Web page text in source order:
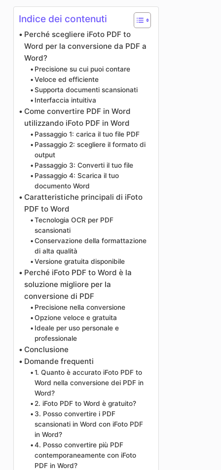
Indice dei contenuti
Perché scegliere iFoto PDF to
Word per la conversione da PDF a
Word?
Precisione su cui puoi contare
Veloce ed efficiente
Supporta documenti scansionati
Interfaccia intuitiva
Come convertire PDF in Word
utilizzando iFoto PDF in Word
Passaggio 1: carica il tuo file PDF
Passaggio 2: scegliere il formato di
output
Passaggio 3: Converti il tuo file
Passaggio 4: Scarica il tuo
documento Word
Caratteristiche principali di iFoto
PDF to Word
Tecnologia OCR per PDF
scansionati
Conservazione della formattazione
di alta qualità
Versione gratuita disponibile
Perché iFoto PDF to Word è la
soluzione migliore per la
conversione di PDF
Precisione nella conversione
Opzione veloce e gratuita
Ideale per uso personale e
professionale
Conclusione
Domande frequenti
1. Quanto è accurato iFoto PDF to
Word nella conversione dei PDF in
Word?
2. iFoto PDF to Word è gratuito?
3. Posso convertire i PDF
scansionati in Word con iFoto PDF
in Word?
4. Posso convertire più PDF
contemporaneamente con iFoto
PDF in Word?